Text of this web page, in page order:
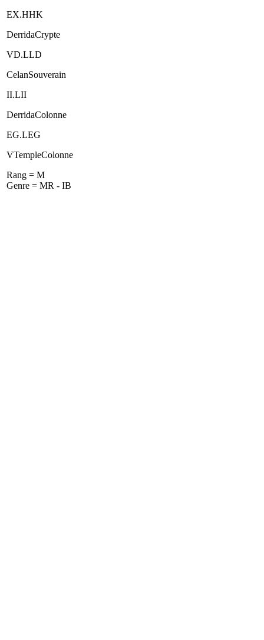
EX.HHK
DerridaCrypte
VD.LLD
CelanSouverain
II.LII
DerridaColonne
EG.LEG
VTempleColonne
Rang = M
Genre = MR - IB